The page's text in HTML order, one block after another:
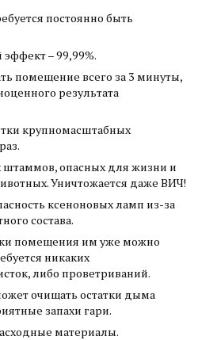
постоянно быть
– 99,99%.
помещение всего за 3 минуты,
результата
крупномасштабных
опасных для жизни и
Уничтожается даже ВИЧ!
ксеноновых ламп из-за
состава.
помещения им уже можно
никаких
либо проветриваний.
очищать остатки дыма
запахи гари.
материалы.